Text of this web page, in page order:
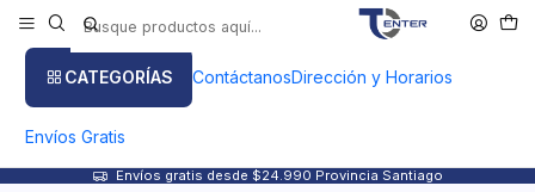
CATEGORÍAS ContáctanosDirección y Horarios
Envíos Gratis
Envíos gratis desde $24.990 Provincia Santiago